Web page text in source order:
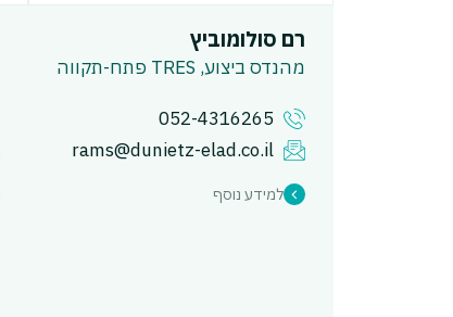
רם סולומוביץ
מהנדס ביצוע, TRES פתח-תקווה
052-4316265
rams@dunietz-elad.co.il
למידע נוסף